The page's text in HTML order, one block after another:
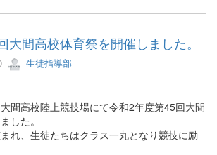
大間高校体育祭を開催しました。
生徒指導部
間高校陸上競技場にて令和2年度第45回大間
した。
れ、生徒たちはクラス一丸となり競技に励